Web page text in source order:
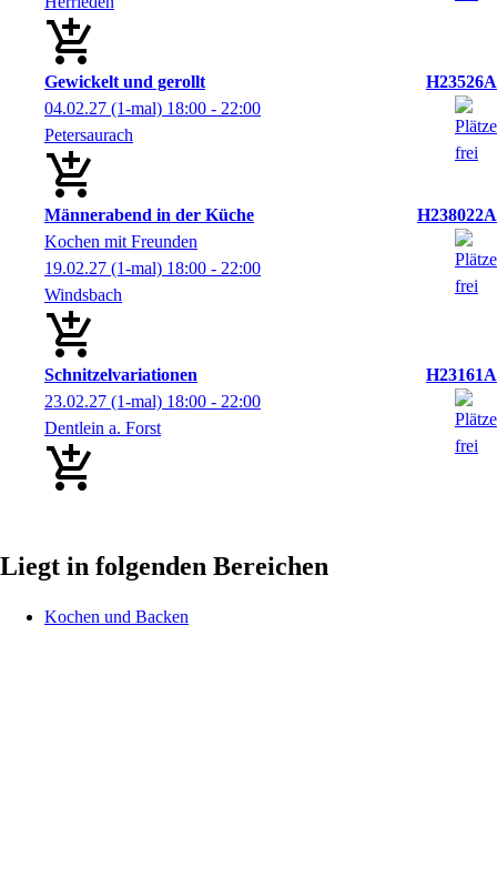
Gewickelt und gerollt
H23526A
04.02.27 (1-mal) 18:00 - 22:00
Petersaurach
Männerabend in der Küche
H238022A
Kochen mit Freunden
19.02.27 (1-mal) 18:00 - 22:00
Windsbach
Schnitzelvariationen
H23161A
23.02.27 (1-mal) 18:00 - 22:00
Dentlein a. Forst
Liegt in folgenden Bereichen
Kochen und Backen